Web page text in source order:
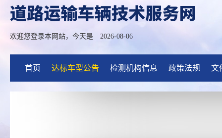
欢迎您登录本网站，今天是 2026-08-06
首页 达标车型公告 检测机构信息 政策法规 文